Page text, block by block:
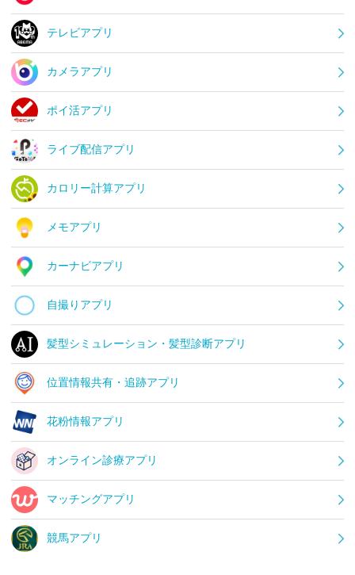
テレビアプリ
カメラアプリ
ポイ活アプリ
ライブ配信アプリ
カロリー計算アプリ
メモアプリ
カーナビアプリ
自撮りアプリ
髪型シミュレーション・髪型診断アプリ
位置情報共有・追跡アプリ
花粉情報アプリ
オンライン診療アプリ
マッチングアプリ
競馬アプリ